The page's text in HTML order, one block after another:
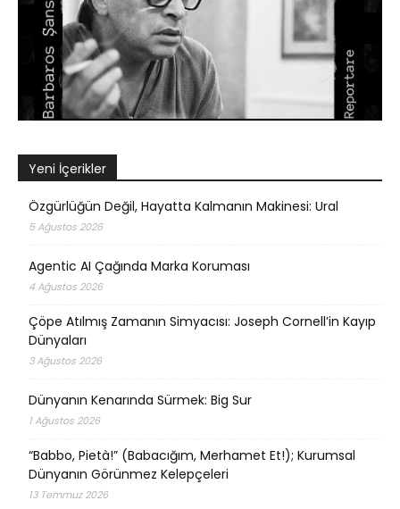
Yeni İçerikler
Özgürlüğün Değil, Hayatta Kalmanın Makinesi: Ural
5 Ağustos 2026
Agentic AI Çağında Marka Koruması
4 Ağustos 2026
Çöpe Atılmış Zamanın Simyacısı: Joseph Cornell’in Kayıp
Dünyaları
3 Ağustos 2026
Dünyanın Kenarında Sürmek: Big Sur
1 Ağustos 2026
“Babbo, Pietà!” (Babacığım, Merhamet Et!); Kurumsal
Dünyanın Görünmez Kelepçeleri
13 Temmuz 2026